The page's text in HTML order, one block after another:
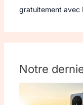
gratuitement avec
Notre